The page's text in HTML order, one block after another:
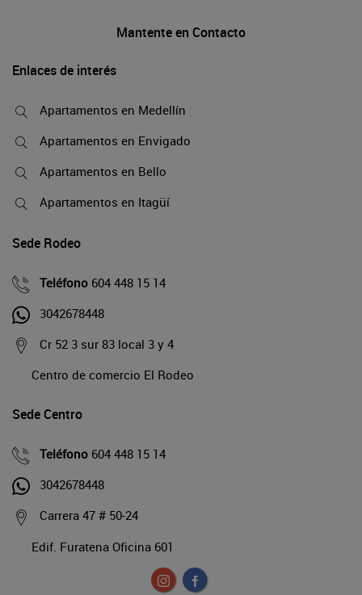
Mantente en Contacto
Enlaces de interés
Apartamentos en Medellín
Apartamentos en Envigado
Apartamentos en Bello
Apartamentos en Itagüí
Sede Rodeo
Teléfono 604 448 15 14
3042678448
Cr 52 3 sur 83 local 3 y 4
Centro de comercio El Rodeo
Sede Centro
Teléfono 604 448 15 14
3042678448
Carrera 47 # 50-24
Edif. Furatena Oficina 601